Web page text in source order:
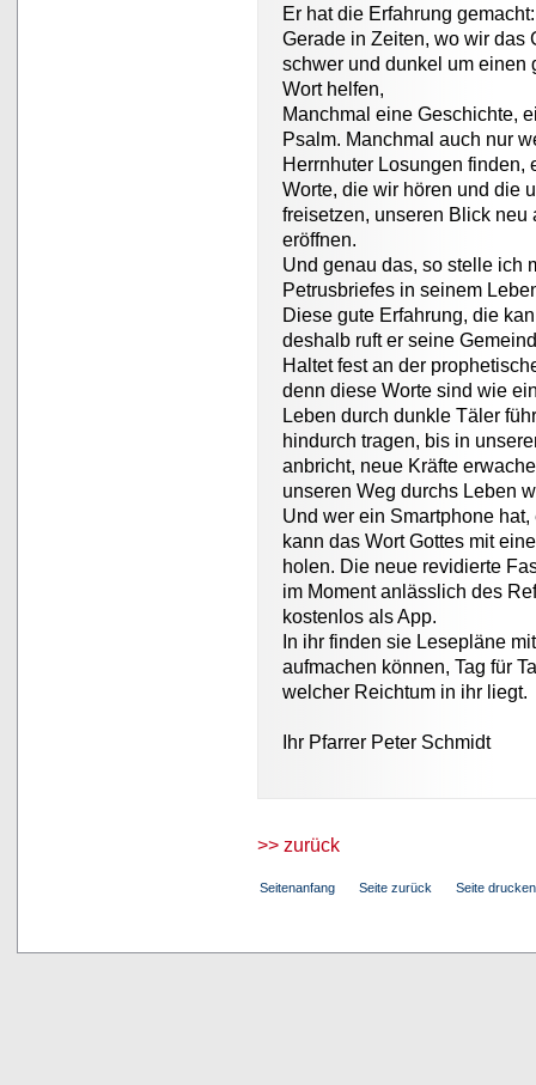
Er hat die Erfahrung gemacht:
Gerade in Zeiten, wo wir das
schwer und dunkel um einen
Wort helfen,
Manchmal eine Geschichte,
Psalm. Manchmal auch nur
Herrnhuter Losungen finden,
Worte, die wir hören und die
freisetzen, unseren Blick
eröffnen.
Und genau das, so stelle ich
Petrusbriefes in seinem
Diese gute Erfahrung, die
deshalb ruft er seine
Haltet fest an der
denn diese Worte sind wie
Leben durch dunkle Täler
hindurch tragen, bis in
anbricht, neue Kräfte
unseren Weg durchs Leben
Und wer ein Smartphone
kann das Wort Gottes mit
holen. Die neue revidierte
im Moment anlässlich des
kostenlos als App.
In ihr finden sie Lesepläne
aufmachen können, Tag für
welcher Reichtum in ihr liegt.
Ihr Pfarrer Peter Schmidt
>> zurück
Seitenanfang Seite zurück Seite drucken